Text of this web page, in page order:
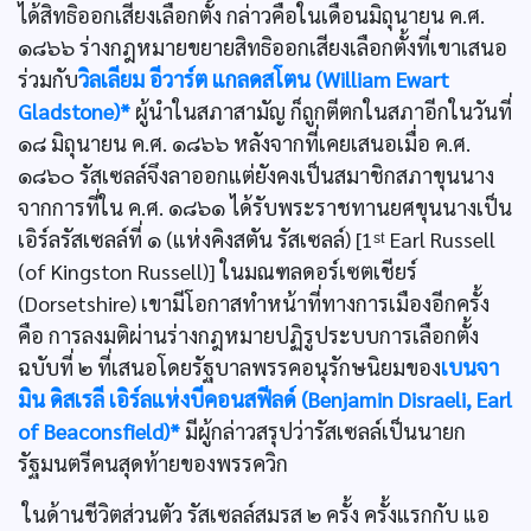
ได้สิทธิออกเสียงเลือกตั้ง กล่าวคือในเดือนมิถุนายน ค.ศ.
๑๘๖๖ ร่างกฎหมายขยายสิทธิออกเสียงเลือกตั้งที่เขาเสนอ
ร่วมกับวิลเลียม อีวาร์ต แกลดสโตน (William Ewart
Gladstone)* ผู้นำในสภาสามัญ ก็ถูกตีตกในสภาอีกในวันที่
๑๘ มิถุนายน ค.ศ. ๑๘๖๖ หลังจากที่เคยเสนอเมื่อ ค.ศ.
๑๘๖๐ รัสเซลล์จึงลาออกแต่ยังคงเป็นสมาชิกสภาขุนนาง
จากการที่ใน ค.ศ. ๑๘๖๑ ได้รับพระราชทานยศขุนนางเป็น
เอิร์ลรัสเซลล์ที่ ๑ (แห่งคิงสตัน รัสเซลล์) [1ˢᵗ Earl Russell
(of Kingston Russell)] ในมณฑลดอร์เซตเชียร์
(Dorsetshire) เขามีโอกาสทำหน้าที่ทางการเมืองอีกครั้ง
คือ การลงมติผ่านร่างกฎหมายปฏิรูประบบการเลือกตั้ง
ฉบับที่ ๒ ที่เสนอโดยรัฐบาลพรรคอนุรักษนิยมของเบนจา
มิน ดิสเรลี เอิร์ลแห่งบีคอนสฟีลด์ (Benjamin Disraeli, Earl
of Beaconsfield)* มีผู้กล่าวสรุปว่ารัสเซลล์เป็นนายก
รัฐมนตรีคนสุดท้ายของพรรควิก
ในด้านชีวิตส่วนตัว รัสเซลล์สมรส ๒ ครั้ง ครั้งแรกกับ แอ